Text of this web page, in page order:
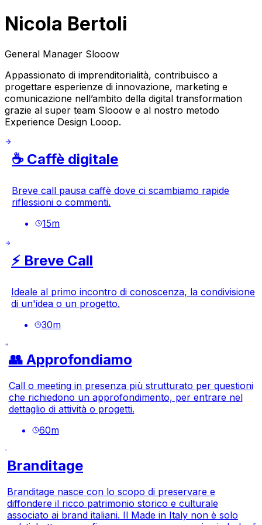
Nicola Bertoli
General Manager Slooow
Appassionato di imprenditorialità, contribuisco a
progettare esperienze di innovazione, marketing e
comunicazione nell’ambito della digital transformation
grazie al super team Slooow e al nostro metodo
Experience Design Looop.
☕️ Caffè digitale
Breve call pausa caffè dove ci scambiamo rapide
riflessioni o commenti.
15m
⚡️ Breve Call
Ideale al primo incontro di conoscenza, la condivisione
di un'idea o un progetto.
30m
👥 Approfondiamo
Call o meeting in presenza più strutturato per questioni
che richiedono un approfondimento, per entrare nel
dettaglio di attività o progetti.
60m
Branditage
Branditage nasce con lo scopo di preservare e
diffondere il ricco patrimonio storico e culturale
associato ai brand italiani. Il Made in Italy non è solo